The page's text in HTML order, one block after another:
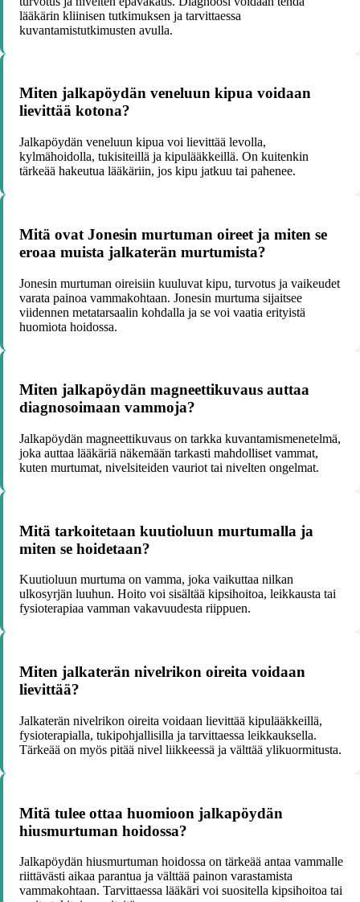
lääkärin kliinisen tutkimuksen ja tarvittaessa
kuvantamistutkimusten avulla.
Miten jalkapöydän veneluun kipua voidaan
lievittää kotona?
Jalkapöydän veneluun kipua voi lievittää levolla,
kylmähoidolla, tukisiteillä ja kipulääkkeillä. On kuitenkin
tärkeää hakeutua lääkäriin, jos kipu jatkuu tai pahenee.
Mitä ovat Jonesin murtuman oireet ja miten se
eroaa muista jalkaterän murtumista?
Jonesin murtuman oireisiin kuuluvat kipu, turvotus ja vaikeudet
varata painoa vammakohtaan. Jonesin murtuma sijaitsee
viidennen metatarsaalin kohdalla ja se voi vaatia erityistä
huomiota hoidossa.
Miten jalkapöydän magneettikuvaus auttaa
diagnosoimaan vammoja?
Jalkapöydän magneettikuvaus on tarkka kuvantamismenetelmä,
joka auttaa lääkäriä näkemään tarkasti mahdolliset vammat,
kuten murtumat, nivelsiteiden vauriot tai nivelten ongelmat.
Mitä tarkoitetaan kuutioluun murtumalla ja
miten se hoidetaan?
Kuutioluun murtuma on vamma, joka vaikuttaa nilkan
ulkosyrjän luuhun. Hoito voi sisältää kipsihoitoa, leikkausta tai
fysioterapiaa vamman vakavuudesta riippuen.
Miten jalkaterän nivelrikon oireita voidaan
lievittää?
Jalkaterän nivelrikon oireita voidaan lievittää kipulääkkeillä,
fysioterapialla, tukipohjallisilla ja tarvittaessa leikkauksella.
Tärkeää on myös pitää nivel liikkeessä ja välttää ylikuormitusta.
Mitä tulee ottaa huomioon jalkapöydän
hiusmurtuman hoidossa?
Jalkapöydän hiusmurtuman hoidossa on tärkeää antaa vammalle
riittävästi aikaa parantua ja välttää painon varastamista
vammakohtaan. Tarvittaessa lääkäri voi suositella kipsihoitoa tai